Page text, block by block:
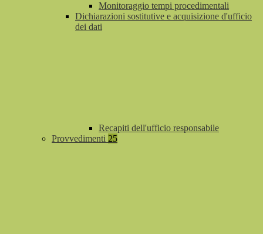
Monitoraggio tempi procedimentali
Dichiarazioni sostitutive e acquisizione d'ufficio
dei dati
Recapiti dell'ufficio responsabile
Provvedimenti 25